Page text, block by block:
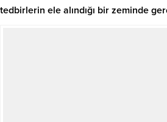
tedbirlerin ele alındığı bir zeminde